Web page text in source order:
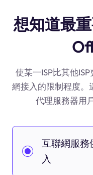
想知道最
使某一ISP比其他
網接入的限制程度。
代理服務器用
互聯網服務
入